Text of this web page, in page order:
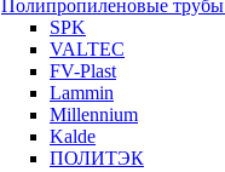
Полипропиленовые трубы
SPK
VALTEC
FV-Plast
Lammin
Millennium
Kalde
ПОЛИТЭК